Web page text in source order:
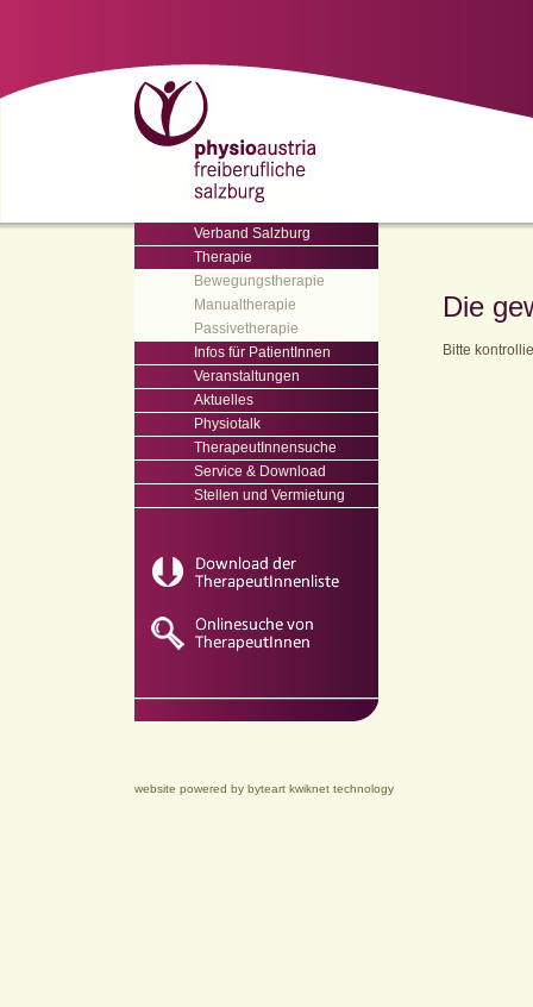
Verband Salzburg
Therapie
Bewegungstherapie
Manualtherapie
Passivetherapie
Infos für PatientInnen
Veranstaltungen
Aktuelles
Physiotalk
TherapeutInnensuche
Service & Download
Stellen und Vermietung
Die
Bitte
website powered by byteart kwiknet technology